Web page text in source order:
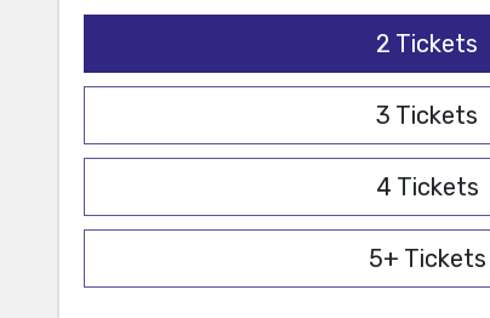
2 Tickets
3 Tickets
4 Tickets
5+ Tickets